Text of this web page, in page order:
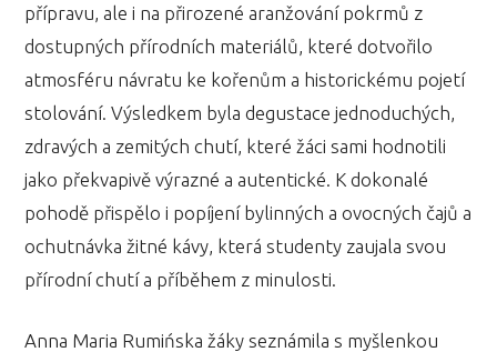
přípravu, ale i na přirozené aranžování pokrmů z
dostupných přírodních materiálů, které dotvořilo
atmosféru návratu ke kořenům a historickému pojetí
stolování. Výsledkem byla degustace jednoduchých,
zdravých a zemitých chutí, které žáci sami hodnotili
jako překvapivě výrazné a autentické. K dokonalé
pohodě přispělo i popíjení bylinných a ovocných čajů a
ochutnávka žitné kávy, která studenty zaujala svou
přírodní chutí a příběhem z minulosti.
Anna Maria Rumińska žáky seznámila s myšlenkou